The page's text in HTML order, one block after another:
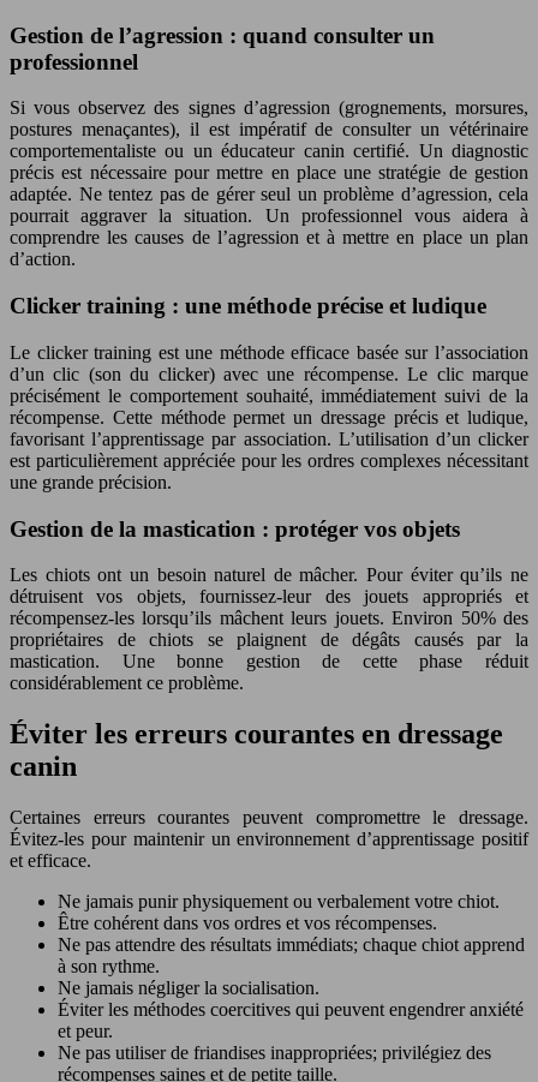
Gestion de l’agression : quand consulter un
professionnel
Si vous observez des signes d’agression (grognements, morsures,
postures menaçantes), il est impératif de consulter un vétérinaire
comportementaliste ou un éducateur canin certifié. Un diagnostic
précis est nécessaire pour mettre en place une stratégie de gestion
adaptée. Ne tentez pas de gérer seul un problème d’agression, cela
pourrait aggraver la situation. Un professionnel vous aidera à
comprendre les causes de l’agression et à mettre en place un plan
d’action.
Clicker training : une méthode précise et ludique
Le clicker training est une méthode efficace basée sur l’association
d’un clic (son du clicker) avec une récompense. Le clic marque
précisément le comportement souhaité, immédiatement suivi de la
récompense. Cette méthode permet un dressage précis et ludique,
favorisant l’apprentissage par association. L’utilisation d’un clicker
est particulièrement appréciée pour les ordres complexes nécessitant
une grande précision.
Gestion de la mastication : protéger vos objets
Les chiots ont un besoin naturel de mâcher. Pour éviter qu’ils ne
détruisent vos objets, fournissez-leur des jouets appropriés et
récompensez-les lorsqu’ils mâchent leurs jouets. Environ 50% des
propriétaires de chiots se plaignent de dégâts causés par la
mastication. Une bonne gestion de cette phase réduit
considérablement ce problème.
Éviter les erreurs courantes en dressage
canin
Certaines erreurs courantes peuvent compromettre le dressage.
Évitez-les pour maintenir un environnement d’apprentissage positif
et efficace.
Ne jamais punir physiquement ou verbalement votre chiot.
Être cohérent dans vos ordres et vos récompenses.
Ne pas attendre des résultats immédiats; chaque chiot apprend
à son rythme.
Ne jamais négliger la socialisation.
Éviter les méthodes coercitives qui peuvent engendrer anxiété
et peur.
Ne pas utiliser de friandises inappropriées; privilégiez des
récompenses saines et de petite taille.